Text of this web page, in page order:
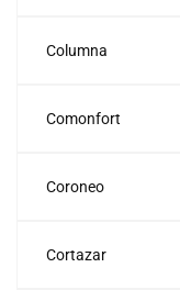
Columna
Comonfort
Coroneo
Cortazar